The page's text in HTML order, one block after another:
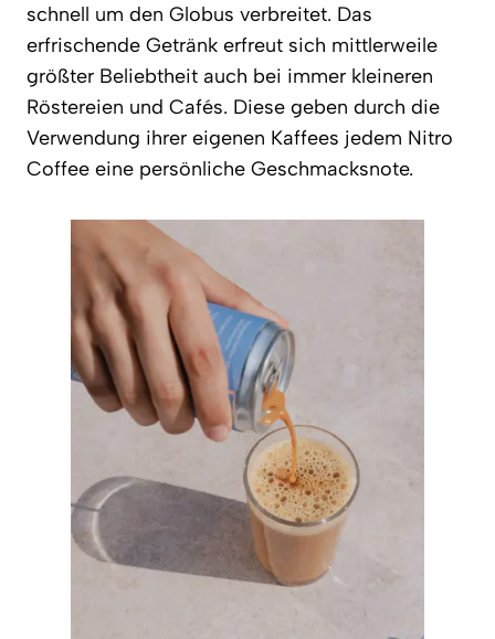
schnell um den Globus verbreitet. Das
erfrischende Getränk erfreut sich mittlerweile
größter Beliebtheit auch bei immer kleineren
Röstereien und Cafés. Diese geben durch die
Verwendung ihrer eigenen Kaffees jedem Nitro
Coffee eine persönliche Geschmacksnote.